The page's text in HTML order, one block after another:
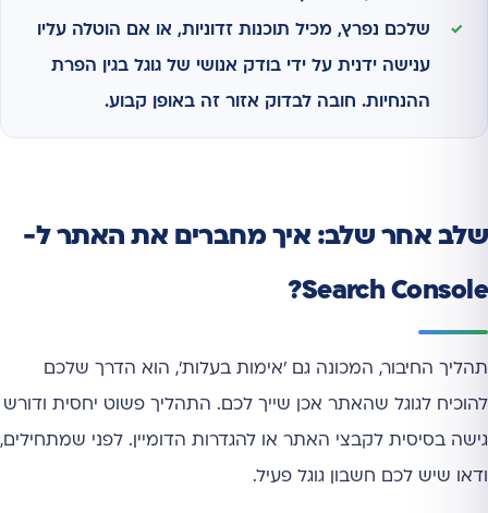
שלכם נפרץ, מכיל תוכנות זדוניות, או אם הוטלה עליו
ענישה ידנית על ידי בודק אנושי של גוגל בגין הפרת
ההנחיות. חובה לבדוק אזור זה באופן קבוע.
שלב אחר שלב: איך מחברים את האתר ל-
Search Console?
תהליך החיבור, המכונה גם 'אימות בעלות', הוא הדרך שלכם
להוכיח לגוגל שהאתר אכן שייך לכם. התהליך פשוט יחסית ודורש
גישה בסיסית לקבצי האתר או להגדרות הדומיין. לפני שמתחילים,
ודאו שיש לכם חשבון גוגל פעיל.